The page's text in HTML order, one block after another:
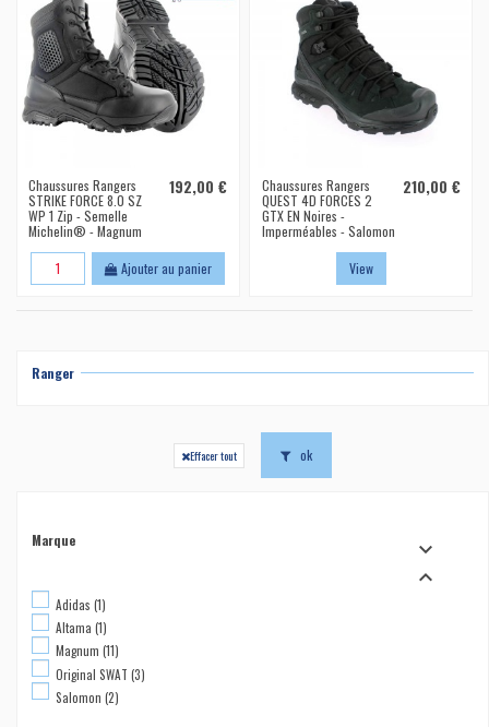
Chaussures Rangers
STRIKE FORCE 8.0 SZ
WP 1 Zip - Semelle
Michelin® - Magnum
192,00 €
Ajouter au panier
Chaussures Rangers
QUEST 4D FORCES 2
GTX EN Noires -
Imperméables - Salomon
210,00 €
View
Ranger
Effacer tout ok
Marque


Adidas (1)
Altama (1)
Magnum (11)
Original SWAT (3)
Salomon (2)